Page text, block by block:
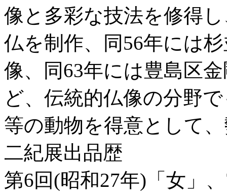
像と多彩な技法を修得
仏を制作、同56年には
像、同63年には豊島区
ど、伝統的仏像の分野
等の動物を得意として
二紀展出品歴
第6回(昭和27年)「女」